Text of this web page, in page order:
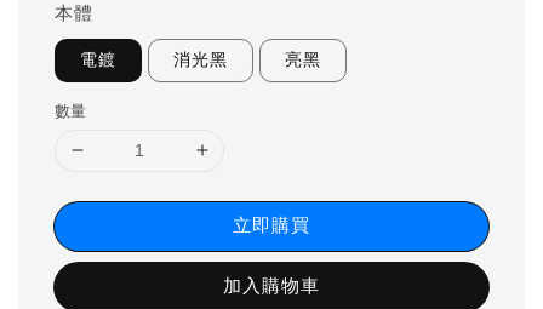
本體
電鍍 消光黑 亮黑
數量
立即購買
加入購物車